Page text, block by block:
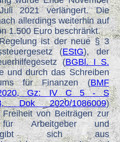
2021 verlängert. Die
allerdings weiterhin auf
1.500 Euro beschränkt.
ist der neue § 3
(EStG), der
(BGBl. I S.
und durch das Schreiben
für Finanzen (BMF
Gz: IV C 5 - S
Dok 2020/1086009)
von Beiträgen zur
für Arbeitgeber und
ergibt sich aus